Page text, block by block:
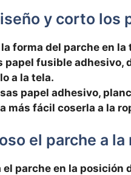
⁢y corto‌ los
forma ‌del parche‍ en la
papel fusible adhesivo,
a la tela.
papel adhesivo,
más fácil coserla a la
el parche a la
el ‍parche en la posición